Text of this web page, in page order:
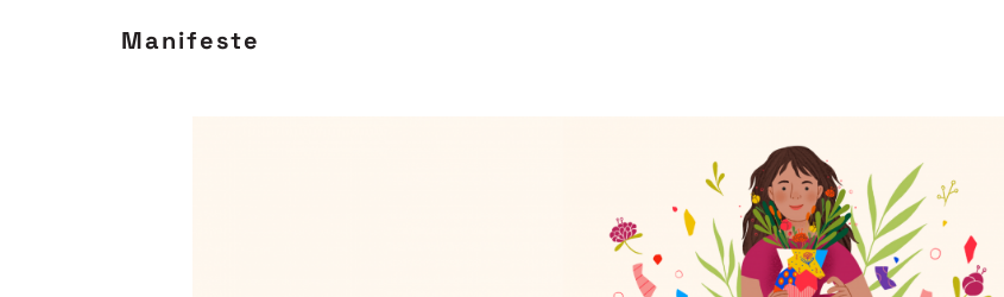
Manifeste